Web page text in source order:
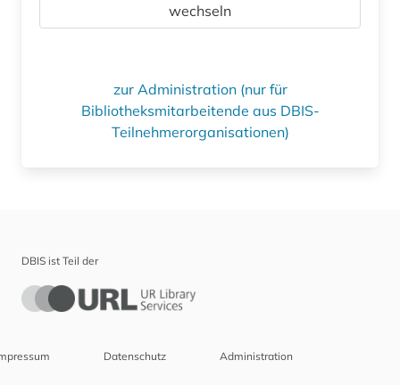
wechseln
zur Administration (nur für
Bibliotheksmitarbeitende aus DBIS-
Teilnehmerorganisationen)
DBIS ist Teil der
Datenschutz Administration